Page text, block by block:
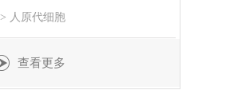
> 人原代细胞
查看更多